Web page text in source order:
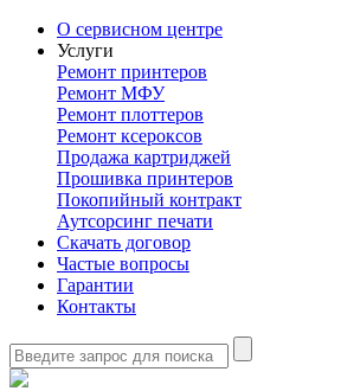
О сервисном центре
Услуги
Ремонт принтеров
Ремонт МФУ
Ремонт плоттеров
Ремонт ксероксов
Продажа картриджей
Прошивка принтеров
Покопийный контракт
Аутсорсинг печати
Скачать договор
Частые вопросы
Гарантии
Контакты